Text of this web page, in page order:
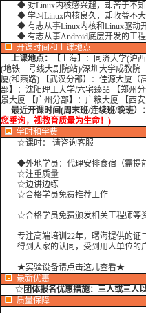
◆ 对Linux内核感兴趣，却苦于不知
◆ 学习Linux内核良久，却收益不大
◆ 有志从事Linux内核和Linux驱动
◆ 有志从事Android底层开发的工程
开课时间和上课地点
上课地点：
【上海】：同济大学(沪
(地铁一号线大剧院站)/深圳大学成教院
厦(和燕路) 【武汉分部】：佳源大厦（
部】：沈阳理工大学/六宅臻品 【郑州
景大厦 【广州分部】：广粮大厦 【西
最近开课时间(周末班/连续班/晚班）
您垂询，视教育质量为生命！)
学时和学费
☆课时： 请咨询客服
◆外地学员：代理安排食宿（需提
☆注重质量
☆边讲边练
☆合格学员免费推荐工作
☆合格学员免费颁发相关工程师等
专注高端培训22年，曙海提供的证
得到大家的认同，受到用人单位的
★实验设备请点击这儿查看★
最新优惠
☆ 团体报名优惠措施： 三人或三人
质量保障